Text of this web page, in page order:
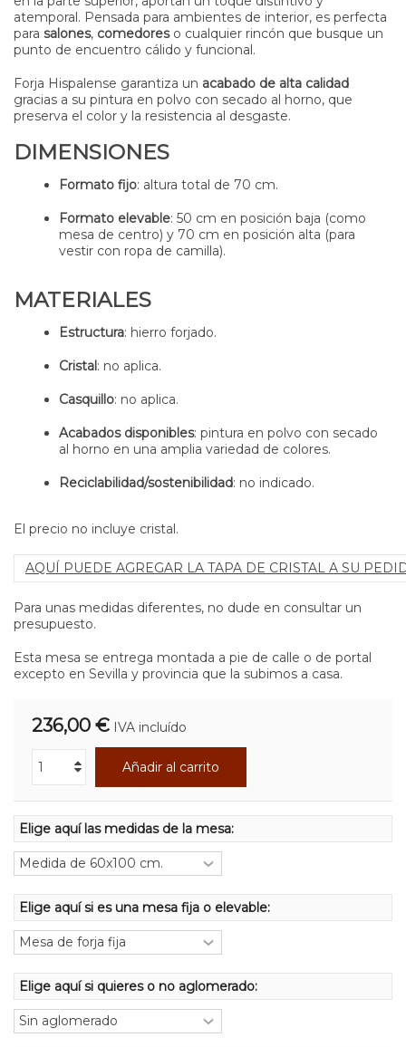
atemporal. Pensada para ambientes de interior, es perfecta
para salones, comedoreso cualquier rincón que busque un
punto de encuentro cálido y funcional.
Forja Hispalense garantiza un acabado de alta calidad
gracias a su pintura en polvo con secado al horno, que
preserva el color y la resistencia al desgaste.
DIMENSIONES
Formato fijo: altura total de 70 cm.
Formato elevable: 50 cm en posición baja (como
mesa de centro) y 70 cm en posición alta (para
vestir con ropa de camilla).
MATERIALES
Estructura: hierro forjado.
Cristal: no aplica.
Casquillo: no aplica.
Acabados disponibles: pintura en polvo con secado
al horno en una amplia variedad de colores.
Reciclabilidad/sostenibilidad: no indicado.
El precio no incluye cristal.
AQUÍ PUEDE AGREGAR LA TAPA DE CRISTAL A SU
Para unas medidas diferentes, no dude en consultar un
presupuesto.
Esta mesa se entrega montada a pie de calle o de portal
excepto en Sevilla y provincia que la subimos a casa.
236,00 € IVA incluído
Añadir al carrito
Elige aquí las medidas de la mesa:
Elige aquí si es una mesa fija o elevable:
Elige aquí si quieres o no aglomerado: